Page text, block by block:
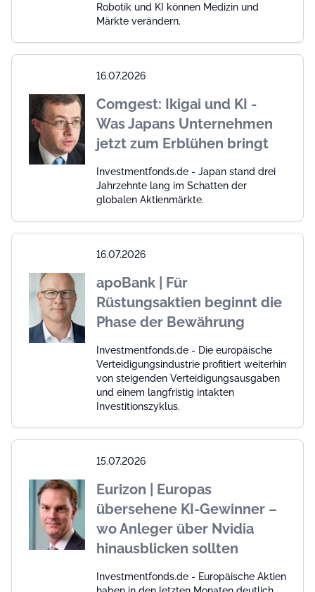
Robotik und KI können Medizin und
Märkte verändern.
16.07.2026
Comgest: Ikigai und KI -
Was Japans Unternehmen
jetzt zum Erblühen bringt
Investmentfonds.de - Japan stand drei
Jahrzehnte lang im Schatten der
globalen Aktienmärkte.
16.07.2026
apoBank | Für
Rüstungsaktien beginnt die
Phase der Bewährung
Investmentfonds.de - Die europäische
Verteidigungsindustrie profitiert weiterhin
von steigenden Verteidigungsausgaben
und einem langfristig intakten
Investitionszyklus.
15.07.2026
Eurizon | Europas
übersehene KI-Gewinner –
wo Anleger über Nvidia
hinausblicken sollten
Investmentfonds.de - Europäische Aktien